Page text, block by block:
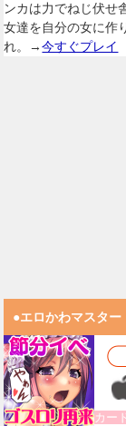
ンカは力でねじ伏せ
女達を自分の女に作
れ。→今すぐプレイ
●エロかわマスター
カー